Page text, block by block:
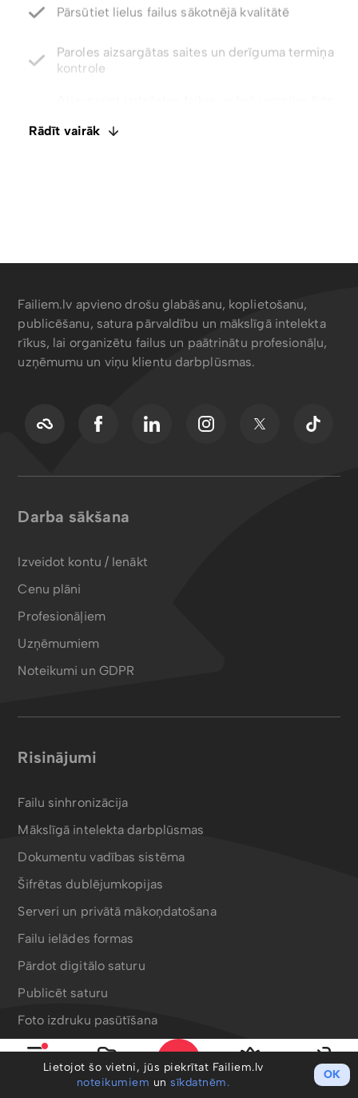
Mani faili Ieiet
Rādīt vairāk
Paroles aizsargātas saites un derīguma termiņa
Atjaunojiet izdzēstos failus un failu versijas līdz
pat 5 gadiem
Failiem.lv apvieno drošu glabāšanu, koplietošanu,
publicēšanu, satura pārvaldību un mākslīgā intelekta
rīkus, lai organizētu failus un paātrinātu profesionāļu,
uzņēmumu un viņu klientu darbplūsmas.
Darba sākšana
Izveidot kontu / Ienākt
Cenu plāni
Profesionāļiem
Uzņēmumiem
Noteikumi un GDPR
Risinājumi
Failu sinhronizācija
Mākslīgā intelekta darbplūsmas
Dokumentu vadības sistēma
Šifrētas dublējumkopijas
Serveri un privātā mākoņdatošana
Failu ielādes formas
Pārdot digitālo saturu
Publicēt saturu
Foto izdruku pasūtīšana
Bergafoto drukas produkti
Lietojot šo vietni, jūs piekrītat Failiem.lv
noteikumiem unsīkdatnēm.
OK